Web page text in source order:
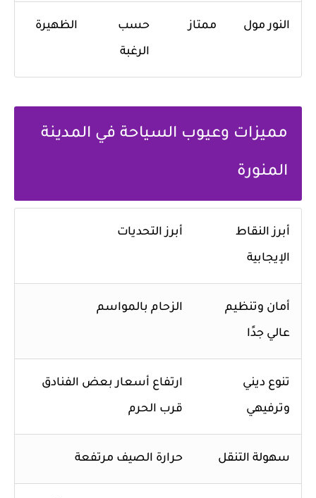
النور مول ممتاز حسب
الرغبة
الظهيرة
مميزات وعيوب السياحة في المدينة
المنورة
أبرز النقاط
الإيجابية
أبرز التحديات
أمان وتنظيم
عالي جدًا
الزحام بالمواسم
تنوع ديني
وترفيهي
ارتفاع أسعار بعض الفنادق
قرب الحرم
سهولة التنقل حرارة الصيف مرتفعة